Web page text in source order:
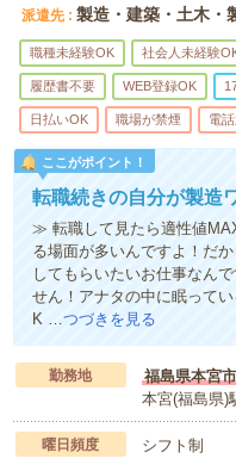
派遣先 製造・建築・土木・
職種未経験OK 社会人未経験
履歴書不要 WEB登録OK
日払いOK 職場が禁煙 電
ここがポイント！
転職続きの自分が製造
≫ 転職して見たら適性値
る場面が多いんですよ！だ
してもらいたいお仕事なん
せん！アナタの中に眠って
K …つづきを見る
勤務地
福島県本宮市
本宮(福島県)
曜日頻度 シフト制